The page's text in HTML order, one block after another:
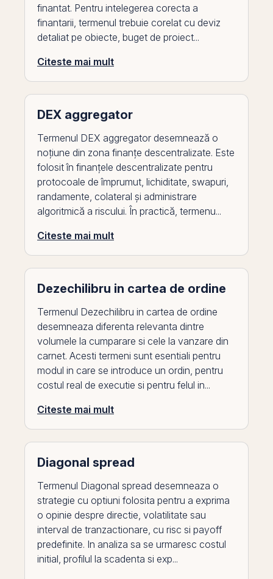
finantat. Pentru intelegerea corecta a
finantarii, termenul trebuie corelat cu deviz
detaliat pe obiecte, buget de proiect...
Citeste mai mult
DEX aggregator
Termenul DEX aggregator desemnează o
noțiune din zona finanțe descentralizate. Este
folosit în finanțele descentralizate pentru
protocoale de împrumut, lichiditate, swapuri,
randamente, colateral și administrare
algoritmică a riscului. În practică, termenu...
Citeste mai mult
Dezechilibru in cartea de ordine
Termenul Dezechilibru in cartea de ordine
desemneaza diferenta relevanta dintre
volumele la cumparare si cele la vanzare din
carnet. Acesti termeni sunt esentiali pentru
modul in care se introduce un ordin, pentru
costul real de executie si pentru felul in...
Citeste mai mult
Diagonal spread
Termenul Diagonal spread desemneaza o
strategie cu optiuni folosita pentru a exprima
o opinie despre directie, volatilitate sau
interval de tranzactionare, cu risc si payoff
predefinite. In analiza sa se urmaresc costul
initial, profilul la scadenta si exp...